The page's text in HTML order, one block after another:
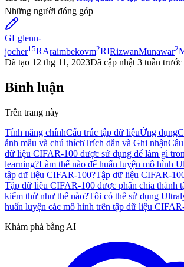
Những người đóng góp
GLglenn-
jocher15RAraimbekovm2RIRizwanMunawar2
Đã tạo 12 thg 11, 2023Đã cập nhật 3 tuần trước
Bình luận
Trên trang này
Tính năng chínhCấu trúc tập dữ liệuỨng dụng
ảnh mẫu và chú thíchTrích dẫn và Ghi nhận
dữ liệu CIFAR-100 được sử dụng để làm gì
learning?Làm thế nào để huấn luyện mô hình
tập dữ liệu CIFAR-100?Tập dữ liệu CIFAR-
Tập dữ liệu CIFAR-100 được phân chia thành
kiểm thử như thế nào?Tôi có thể sử dụng
huấn luyện các mô hình trên tập dữ liệu
Khám phá bằng AI